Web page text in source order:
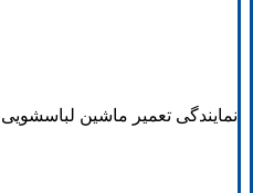
نمایندگی تعمیر ماشین لباسشویی